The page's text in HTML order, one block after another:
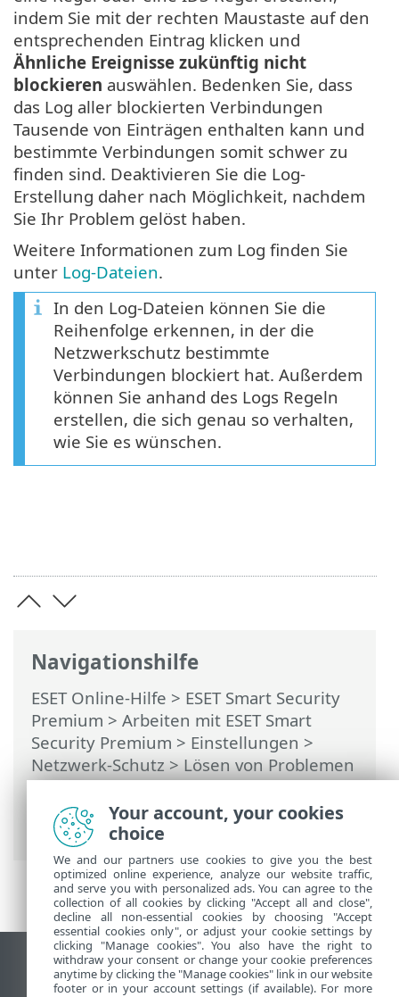
Navigationshilfe
ESET Online-Hilfe > ESET Smart Security
Premium > Arbeiten mit ESET Smart
Security Premium > Einstellungen >
Netzwerk-Schutz>Lösen von Problemen
mit der Firewall> Erstellen von Logs und
Erstellen von Regeln oder Ausnahmen
anhand des Logs
indem Sie mit der rechten Maustaste auf den
entsprechenden Eintrag klicken und
Ähnliche Ereignisse zukünftig nicht
blockieren auswählen. Bedenken Sie, dass
das Log aller blockierten Verbindungen
Tausende von Einträgen enthalten kann und
bestimmte Verbindungen somit schwer zu
finden sind. Deaktivieren Sie die Log-
Erstellung daher nach Möglichkeit, nachdem
Sie Ihr Problem gelöst haben.
Weitere Informationen zum Log finden Sie
unter Log-Dateien.
In den Log-Dateien können Sie die
Reihenfolge erkennen, in der die
Netzwerkschutz bestimmte
Verbindungen blockiert hat. Außerdem
können Sie anhand des Logs Regeln
erstellen, die sich genau so verhalten,
wie Sie es wünschen.
Desktop-Site anzeigen
End of Life
Your account, your cookies
choice
We and our partners use cookies to give you the best
optimized online experience, analyze our website traffic,
and serve you with personalized ads. You can agree to the
collection of all cookies by clicking "Accept all and close",
decline all non-essential cookies by choosing "Accept
essential cookies only", or adjust your cookie settings by
clicking "Manage cookies". You also have the right to
withdraw your consent or change your cookie preferences
anytime by clicking the "Manage cookies" link in our website
footer or in your account settings (if available). For more